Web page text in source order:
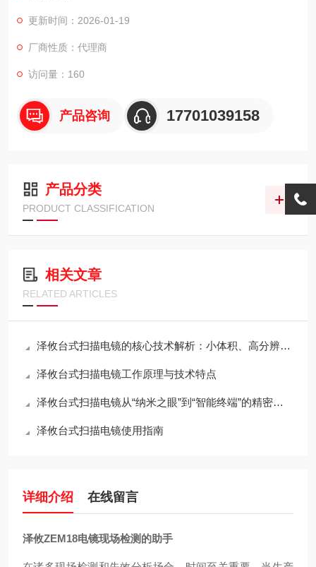
更新时间：2026-01-19
厂商性质：代理商
访问量：160
产品咨询 17701039158
产品分类
PRODUCT CLASSIFICATION
相关文章
RELATED ARTICLES
泽攸台式扫描电镜的核心技术解析：小体积、高分辨率与桌面化的如何兼得？
泽攸台式扫描电镜工作原理与技术特点
泽攸台式扫描电镜从“纳米之眼”到“智能终端”的精密架构
泽攸台式扫描电镜使用指南
详细介绍 在线留言
泽攸ZEM18电镜现场检测的助手